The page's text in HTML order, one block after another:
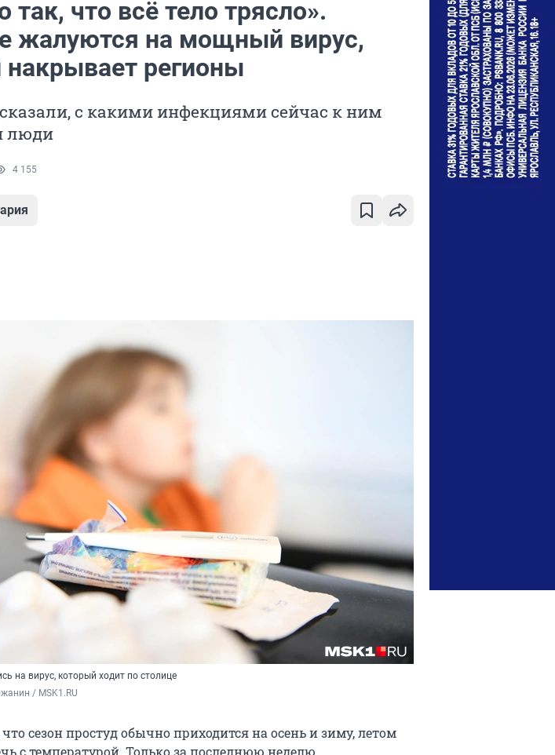
так, что всё тело трясло».
жалуются на мощный вирус,
регионы
с какими инфекциями сейчас к ним
люди
4 155
на вирус, который ходит по столице
/ MSK1.RU
сезон простуд обычно приходится на осень и зиму, летом
с температурой. Только за последнюю неделю